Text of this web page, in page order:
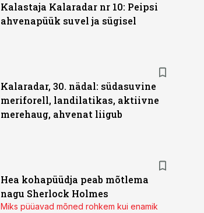
Kalastaja Kalaradar nr 10: Peipsi
ahvenapüük suvel ja sügisel
Kalaradar, 30. nädal: südasuvine
meriforell, landilatikas, aktiivne
merehaug, ahvenat liigub
Hea kohapüüdja peab mõtlema
nagu Sherlock Holmes
Miks püüavad mõned rohkem kui enamik